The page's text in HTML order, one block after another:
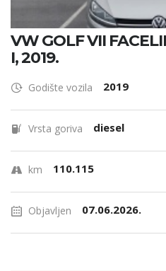
VW GOLF VII
I, 2019.
Godište vozila 2019
Vrsta goriva diesel
km 110.115
Objavljen 07.06.2026.